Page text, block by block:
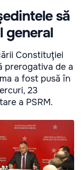
să
general
Constituţiei
prerogativa de a
a fost pusă în
23
a PSRM.